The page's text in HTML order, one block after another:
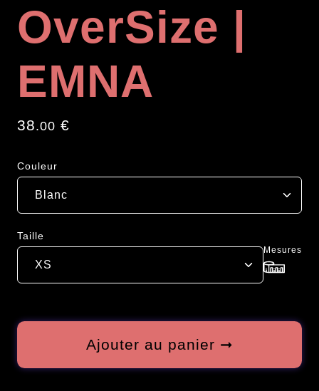
OverSize |
EMNA
38.00 €
Couleur
Taille
Mesures
Ajouter au panier ➞